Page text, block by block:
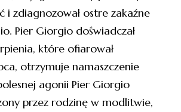
i zdiagnozował ostre zakaźne
Pier Giorgio doświadczał
które ofiarował
otrzymuje namaszczenie
agonii Pier Giorgio
przez rodzinę w modlitwie,